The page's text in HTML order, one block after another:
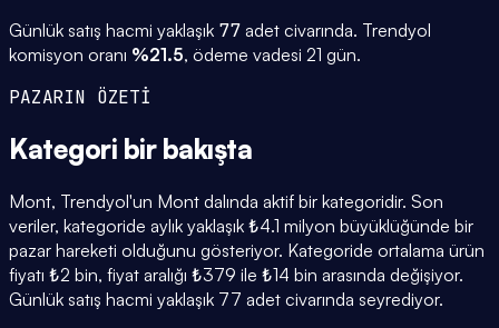
Günlük satış hacmi yaklaşık 77adet civarında. Trendyol
komisyon oranı %21.5, ödeme vadesi 21 gün.
PAZARIN ÖZETİ
Kategori bir bakışta
Mont, Trendyol'un Mont dalında aktif bir kategoridir. Son
veriler, kategoride aylık yaklaşık ₺4.1 milyon büyüklüğünde bir
pazar hareketi olduğunu gösteriyor. Kategoride ortalama ürün
fiyatı ₺2 bin, fiyat aralığı ₺379 ile ₺14 bin arasında değişiyor.
Günlük satış hacmi yaklaşık 77 adet civarında seyrediyor.